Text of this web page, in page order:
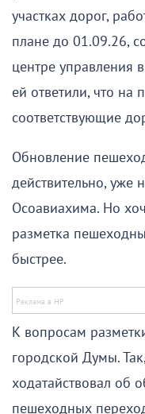
участках дорог,
плане до 01.09.26,
центре управления
ей ответили, что
соответствующие
Обновление
действительно, уже
Осоавиахима. Но
разметка
быстрее.
К вопросам
городской Думы.
ходатайствовал об
пешеходных